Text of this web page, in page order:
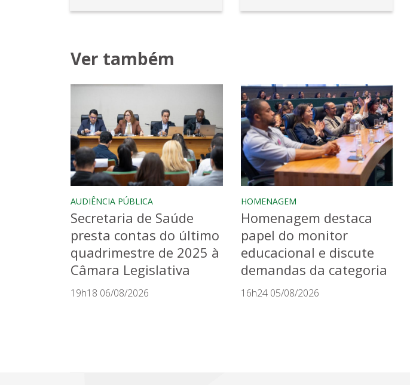
Ver também
AUDIÊNCIA PÚBLICA
Secretaria de Saúde
presta contas do último
quadrimestre de 2025 à
Câmara Legislativa
19h18 06/08/2026
HOMENAGEM
Homenagem destaca
papel do monitor
educacional e discute
demandas da categoria
16h24 05/08/2026